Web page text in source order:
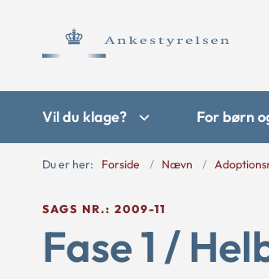
Vil du klage? For børn
Du er her: Forside Nævn
SAGS NR.: 2009-11
Fase 1 /